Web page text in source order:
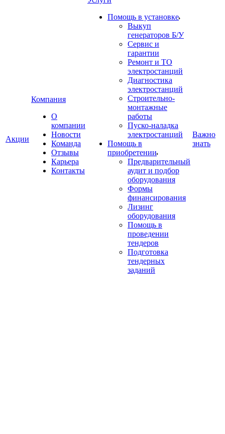
Акции
Компания
О
компании
Новости
Команда
Отзывы
Карьера
Контакты
Помощь в установке
Выкуп
генераторов Б/У
Сервис и
гарантии
Ремонт и ТО
электростанций
Диагностика
электростанций
Строительно-
монтажные
работы
Пуско-наладка
электростанций
Помощь в
приобретении
Предварительный
аудит и подбор
оборудования
Формы
финансирования
Лизинг
оборудования
Помощь в
проведении
тендеров
Подготовка
тендерных
заданий
Важно
знать